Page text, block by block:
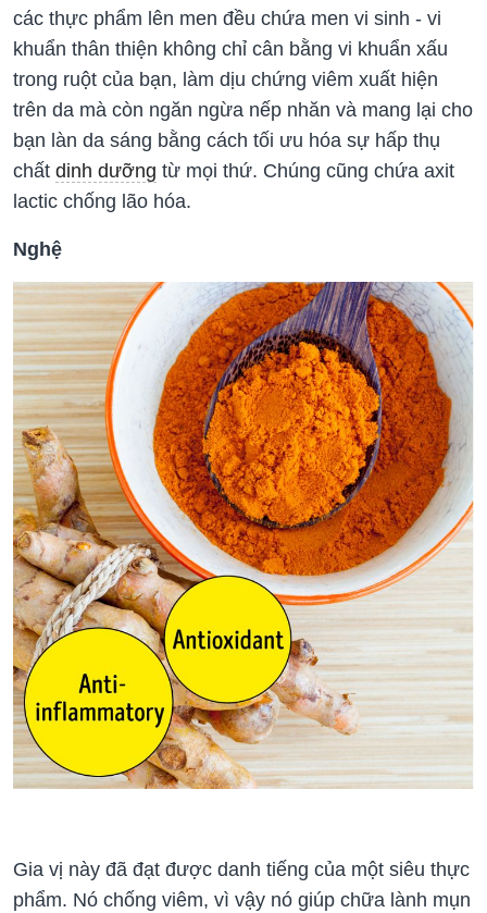
các thực phẩm lên men đều chứa men vi sinh - vi
khuẩn thân thiện không chỉ cân bằng vi khuẩn xấu
trong ruột của bạn, làm dịu chứng viêm xuất hiện
trên da mà còn ngăn ngừa nếp nhăn và mang lại cho
bạn làn da sáng bằng cách tối ưu hóa sự hấp thụ
chất dinh dưỡng từ mọi thứ. Chúng cũng chứa axit
lactic chống lão hóa.
Nghệ
Gia vị này đã đạt được danh tiếng của một siêu thực
phẩm. Nó chống viêm, vì vậy nó giúp chữa lành mụn